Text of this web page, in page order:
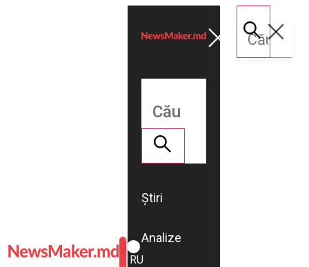
ROMÂNĂ
RU
Știri
Analize